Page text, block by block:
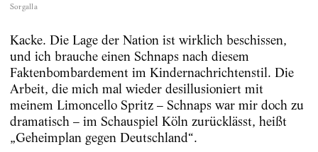
Sorgalla
Kacke. Die Lage der Nation ist wirklich beschissen,
und ich brauche einen Schnaps nach diesem
Faktenbombardement im Kindernachrichtenstil. Die
Arbeit, die mich mal wieder desillusioniert mit
meinem Limoncello Spritz – Schnaps war mir doch zu
dramatisch – im Schauspiel Köln zurücklässt, heißt
„Geheimplan gegen Deutschland“.